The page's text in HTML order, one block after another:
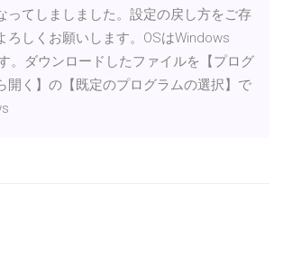
ってしましました。設定の戻し方をご存
ろしくお願いします。OSはWindows
。ダウンロードしたファイルを【プログ
開く】の【既定のプログラムの選択】で